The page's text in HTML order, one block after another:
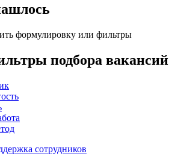
формулировку или фильтры
подбора вакансий
сотрудников